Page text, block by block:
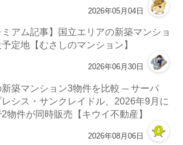
2026年05月04日
ミアム記事】国立エリアの新築マンショ
定地【むさしのマンション】
2026年06月30日
新築マンション3物件を比較 ─ サーパ
レシス・サンクレイドル、2026年9月に
物件が同時販売【キウイ不動産】
2026年08月06日